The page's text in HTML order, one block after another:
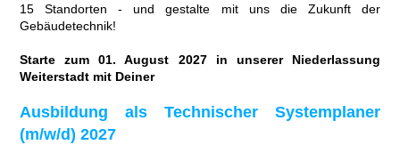
15 Standorten - und gestalte mit uns die Zukunft der
Gebäudetechnik!
Starte zum 01. August 2027 in unserer Niederlassung
Weiterstadt mit Deiner
Ausbildung als Technischer Systemplaner
(m/w/d) 2027